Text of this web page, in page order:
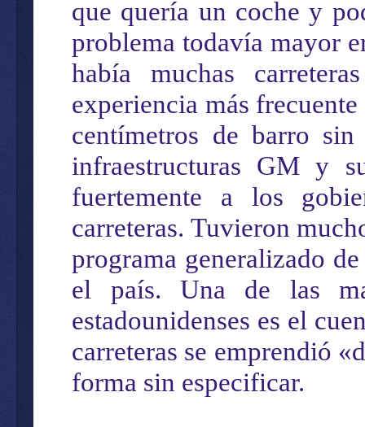
que quería un coche y
problema todavía mayor
había muchas
experiencia más
centímetros de barro
infraestructuras GM y
fuertemente a los
carreteras. Tuvieron
programa generalizado
el país. Una de las
estadounidenses es el
carreteras se emprendió
forma sin especificar.